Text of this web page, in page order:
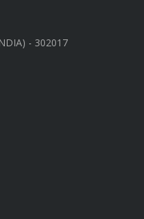
- 302017